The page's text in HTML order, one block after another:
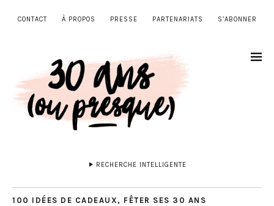
CONTACT À PROPOS PRESSE PARTENARIATS S’ABONNER
RECHERCHE INTELLIGENTE
100 IDÉES DE CADEAUX, FÊTER SES 30 ANS